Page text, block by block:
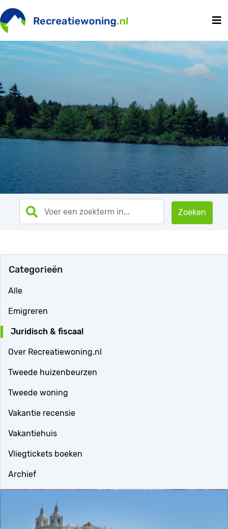
Zoeken
Categorieën
Alle
Emigreren
Juridisch & fiscaal
Over Recreatiewoning.nl
Tweede huizenbeurzen
Tweede woning
Vakantie recensie
Vakantiehuis
Vliegtickets boeken
Archief